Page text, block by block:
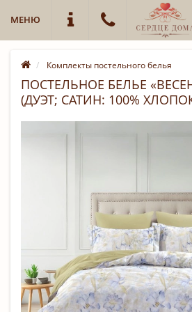
МЕНЮ
Комплекты постельного белья
ПОСТЕЛЬНОЕ БЕЛЬЕ
(ДУЭТ; САТИН: 100%